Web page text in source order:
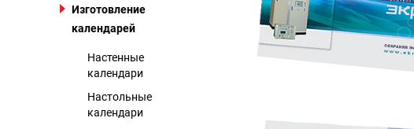
Изготовление
календарей
Настенные
календари
Настольные
календари